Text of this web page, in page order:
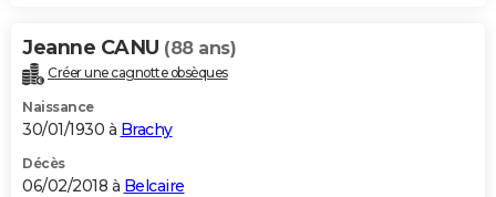
Jeanne CANU (88 ans)
Créer une cagnotte obsèques
Naissance
30/01/1930 à Brachy
Décès
06/02/2018 à Belcaire